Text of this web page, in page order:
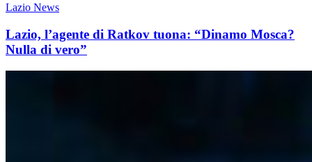
Lazio News
Lazio, l’agente di Ratkov tuona: “Dinamo Mosca?
Nulla di vero”